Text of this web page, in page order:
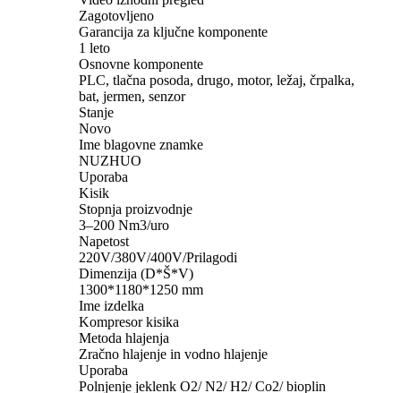
Zagotovljeno
Garancija za ključne komponente
1 leto
Osnovne komponente
PLC, tlačna posoda, drugo, motor, ležaj, črpalka,
bat, jermen, senzor
Stanje
Novo
Ime blagovne znamke
NUZHUO
Uporaba
Kisik
Stopnja proizvodnje
3–200 Nm3/uro
Napetost
220V/380V/400V/Prilagodi
Dimenzija (D*Š*V)
1300*1180*1250 mm
Ime izdelka
Kompresor kisika
Metoda hlajenja
Zračno hlajenje in vodno hlajenje
Uporaba
Polnjenje jeklenk O2/ N2/ H2/ Co2/ bioplin